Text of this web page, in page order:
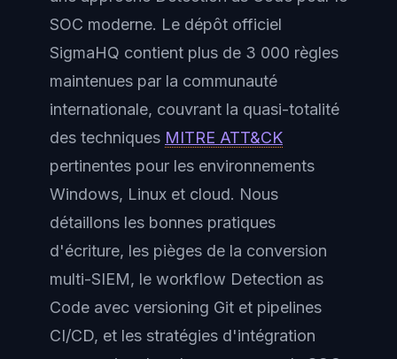
SOC moderne. Le dépôt officiel
SigmaHQ contient plus de 3 000 règles
maintenues par la communauté
internationale, couvrant la quasi-totalité
des techniques MITRE ATT&CK
pertinentes pour les environnements
Windows, Linux et cloud. Nous
détaillons les bonnes pratiques
d'écriture, les pièges de la conversion
multi-SIEM, le workflow Detection as
Code avec versioning Git et pipelines
CI/CD, et les stratégies d'intégration